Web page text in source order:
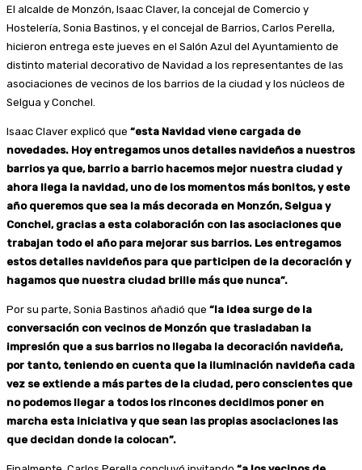
El alcalde de Monzón, Isaac Claver, la concejal de Comercio y
Hostelería, Sonia Bastinos, y el concejal de Barrios, Carlos Perella,
hicieron entrega este jueves en el Salón Azul del Ayuntamiento de
distinto material decorativo de Navidad a los representantes de las
asociaciones de vecinos de los barrios de la ciudad y los núcleos de
Selgua y Conchel.
Isaac Claver explicó que “esta Navidad viene cargada de
novedades. Hoy entregamos unos detalles navideños a nuestros
barrios ya que, barrio a barrio hacemos mejor nuestra ciudad y
ahora llega la navidad, uno de los momentos más bonitos, y este
año queremos que sea la más decorada en Monzón, Selgua y
Conchel, gracias a esta colaboración con las asociaciones que
trabajan todo el año para mejorar sus barrios. Les entregamos
estos detalles navideños para que participen de la decoración y
hagamos que nuestra ciudad brille más que nunca”.
Por su parte, Sonia Bastinos añadió que “la idea surge de la
conversación con vecinos de Monzón que trasladaban la
impresión que a sus barrios no llegaba la decoración navideña,
por tanto, teniendo en cuenta que la iluminación navideña cada
vez se extiende a más partes de la ciudad, pero conscientes que
no podemos llegar a todos los rincones decidimos poner en
marcha esta iniciativa y que sean las propias asociaciones las
que decidan donde la colocan”.